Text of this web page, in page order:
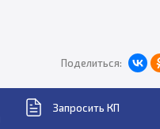
Поделиться:
Запросить КП